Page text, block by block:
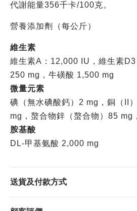
代謝能量356千卡/100克。
營養添加劑（每公斤）
維生素
維生素A：12,000 IU，維生素
250 mg，牛磺酸 1,500 mg
微量元素
碘（無水碘酸鈣）2 mg，銅（II
mg，螯合物鋅（螯合物）85 mg
胺基酸
DL-甲基氨酸 2,000 mg
送貨及付款方式